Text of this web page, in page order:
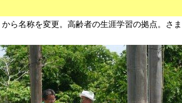
から名称を変更。高齢者の生涯学習の拠点。さ